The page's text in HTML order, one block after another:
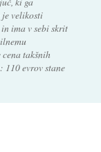
velikosti
ima v sebi skrit
takšnih
110 evrov stane